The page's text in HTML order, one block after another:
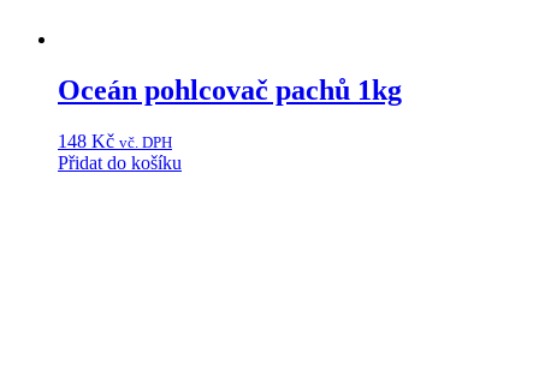
Oceán pohlcovač pachů 1kg
148 Kč vč. DPH
Přidat do košíku